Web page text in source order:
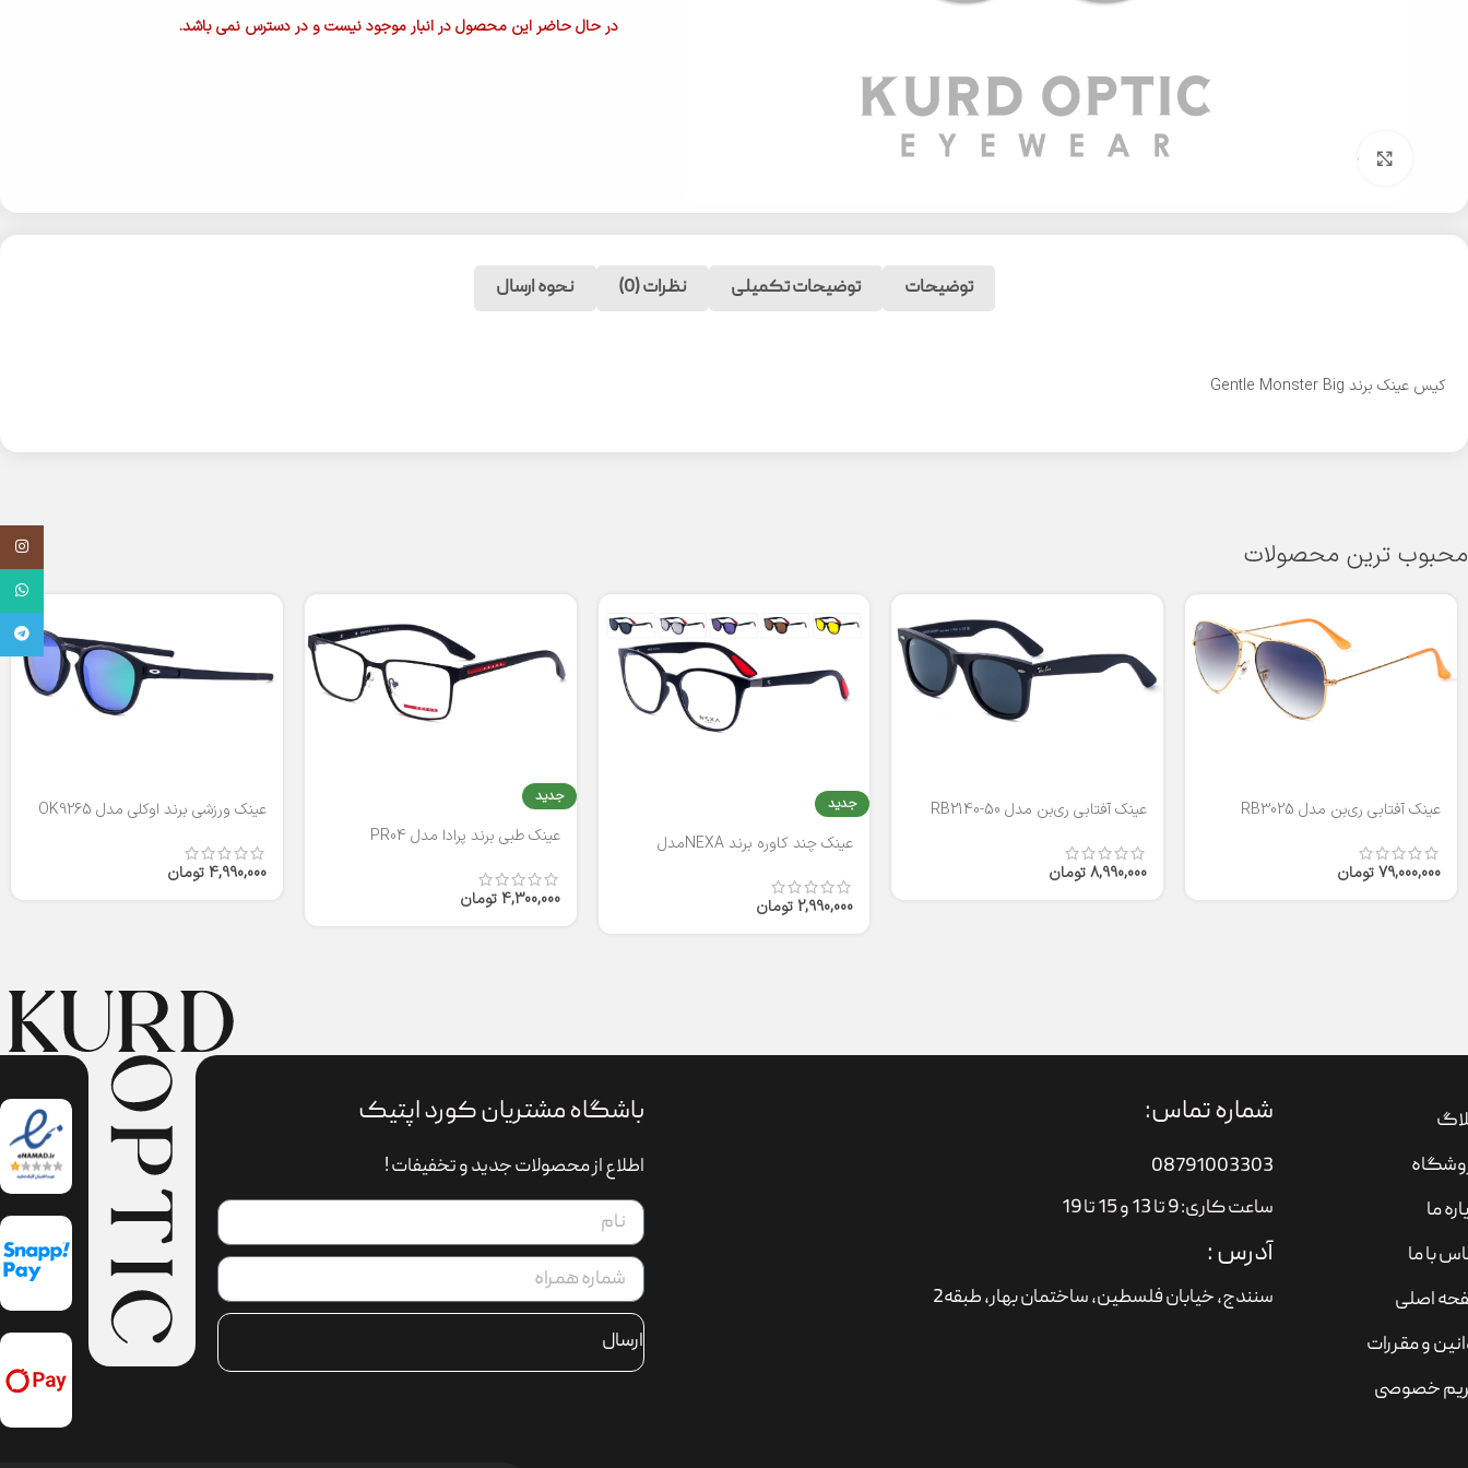
در حال حاضر این محصول در انبار موجود نیست و در دسترس نمی باشد.
توضیحات توضیحات تکمیلی نظرات (0) نحوه ارسال
کیس عینک برند Gentle Monster Big
محبوب ترین محصولات
عینک آفتابی ری‌بن مدل RB3025
79,000,000تومان
عینک آفتابی ری‌بن مدل RB2140-50
8,990,000 تومان
جدید
عینک چند کاوره برند NEXAمدل
2,990,000 تومان
جدید
عینک طبی برند پرادا مدل PR04
4,300,000 تومان
عینک ورزشی برند اوکلی مدل OK9265
4,990,000 تومان
ما
با ما
اصلی
و مقررات
خصوصی
شماره تماس:
08791003303
ساعت کاری: 9 تا 13 و 15 تا 19
آدرس :
سنندج، خیابان فلسطین،‌ ساختمان بهار، طبقه2
باشگاه مشتریان کورد اپتیک
اطلاع از محصولات جدید و تخفیفات !
ارسال
واتساپ
تلگرام